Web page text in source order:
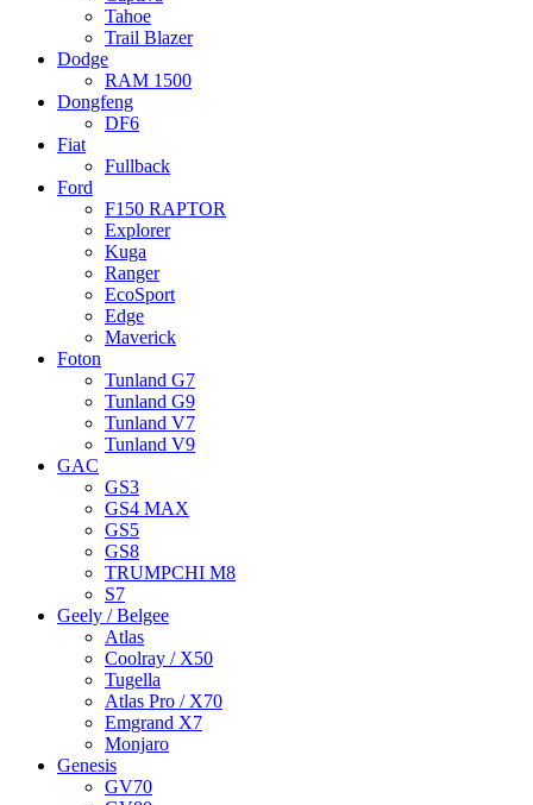
Tahoe
Trail Blazer
Dodge
RAM 1500
Dongfeng
DF6
Fiat
Fullback
Ford
F150 RAPTOR
Explorer
Kuga
Ranger
EcoSport
Edge
Maverick
Foton
Tunland G7
Tunland G9
Tunland V7
Tunland V9
GAC
GS3
GS4 MAX
GS5
GS8
TRUMPCHI M8
S7
Geely / Belgee
Atlas
Coolray / X50
Tugella
Atlas Pro / X70
Emgrand X7
Monjaro
Genesis
GV70